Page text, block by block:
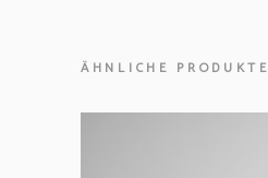
ÄHNLICHE PRODUKTE